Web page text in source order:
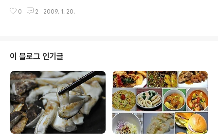
가 크고..속이 꽉 찬 것이 두어개만 먹어도 배가 부르답니
다녀오더니.. 엄마 맛있는거~~~하네요. 무엇을 만들어 줄까 하다가.. 오랜만에
이 되는 탄수화물 함량이 많고, 단백질, 지방, 식이섬유, 칼륨, 인, 철, 회분등이
골고루 들어있어 성장기 아이들에게 좋은 식품이랍니다. ◈ 방학한 아이들을 위
한 간식,..
0 2 2009. 1. 20.
이 블로그 인기글